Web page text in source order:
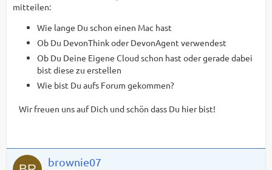
mitteilen:
Wie lange Du schon einen Mac hast
Ob Du DevonThink oder DevonAgent verwendest
Ob Du Deine Eigene Cloud schon hast oder gerade dabei
bist diese zu erstellen
Wie bist Du aufs Forum gekommen?
Wir freuen uns auf Dich und schön dass Du hier bist!
brownie07